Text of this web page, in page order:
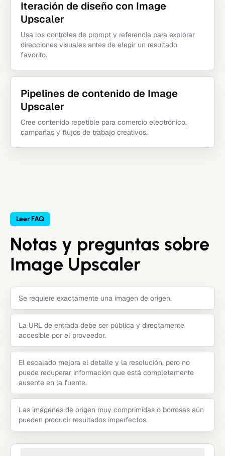
Iteración de diseño con Image
Upscaler
Usa los controles de prompt y referencia para explorar
direcciones visuales antes de elegir un resultado
favorito.
Pipelines de contenido de Image
Upscaler
Cree contenido repetible para comercio electrónico,
campañas y flujos de trabajo creativos.
Leer FAQ
Notas y preguntas sobre
Image Upscaler
Se requiere exactamente una imagen de origen.
La URL de entrada debe ser pública y directamente
accesible por el proveedor.
El escalado mejora el detalle y la resolución, pero no
puede recuperar información que está completamente
ausente en la fuente.
Las imágenes de origen muy comprimidas o borrosas aún
pueden producir resultados imperfectos.